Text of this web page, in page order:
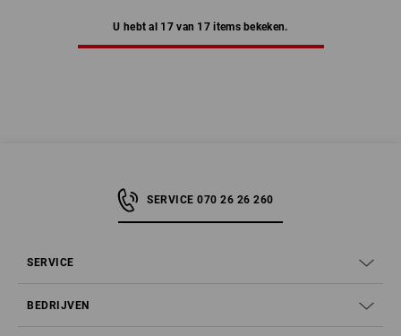
U hebt al 17 van 17 items bekeken.
SERVICE 070 26 26 260
SERVICE
BEDRIJVEN